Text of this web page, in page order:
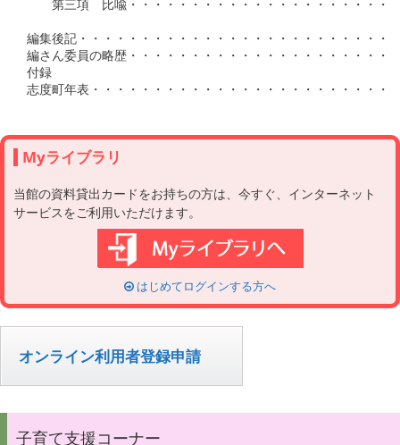
Myライブラリ
当館の資料貸出カードをお持ちの方は、今すぐ、インターネット
サービスをご利用いただけます。
はじめてログインする方へ
オンライン利用者登録申請
子育て支援コーナー